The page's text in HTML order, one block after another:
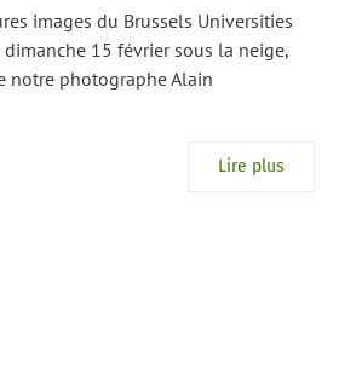
images du Brussels Universities
dimanche 15 février sous la neige,
notre photographe Alain
Lire plus